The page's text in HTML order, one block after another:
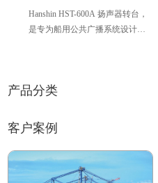
Hanshin HST-600A 扬声器转台，
是专为船用公共广播系统设计的
捷、稳定性强，能满足船舶日常
产品分类
客户案例